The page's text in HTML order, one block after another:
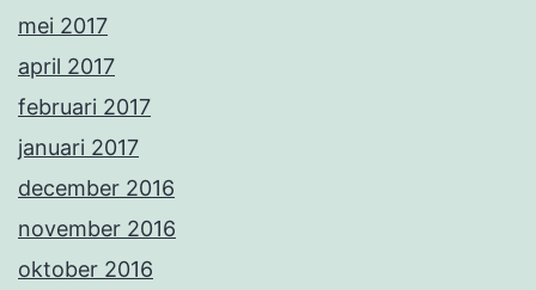
mei 2017
april 2017
februari 2017
januari 2017
december 2016
november 2016
oktober 2016